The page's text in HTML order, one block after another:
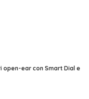
open-ear con Smart Dial e